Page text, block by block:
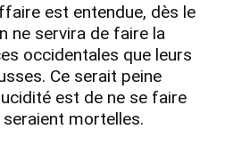
est entendue, dès le
ne servira de faire la
occidentales que leurs
Ce serait peine
est de ne se faire
seraient mortelles.